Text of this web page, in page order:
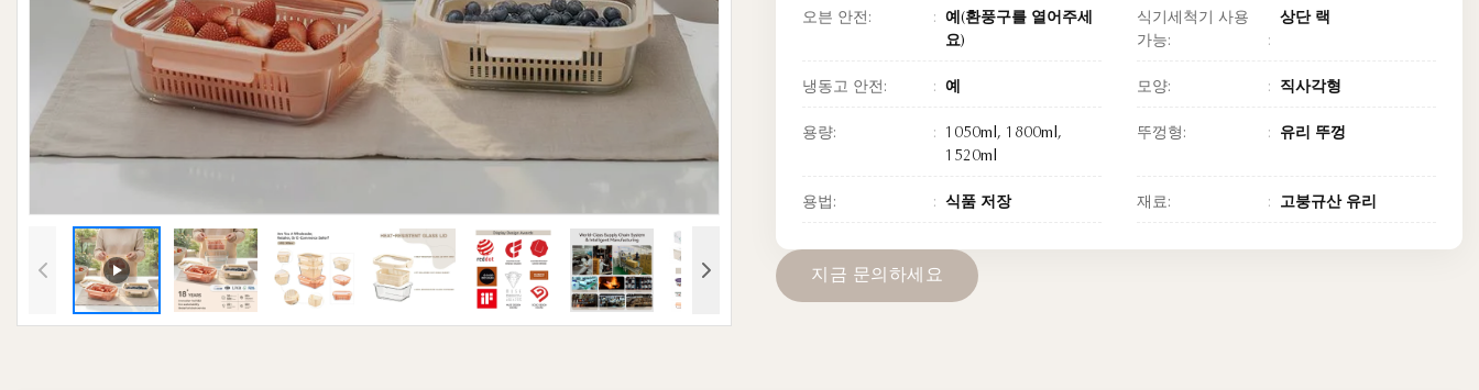
오븐 안전:
예(환풍구를 열어주세
요)
식기세척기 사용
가능:
상단 랙
냉동고 안전: 예 모양: 직사각형
용량:
1050ml, 1800ml,
1520ml
뚜껑형: 유리 뚜껑
용법: 식품 저장 재료: 고붕규산 유리
지 금 문의 하세 요